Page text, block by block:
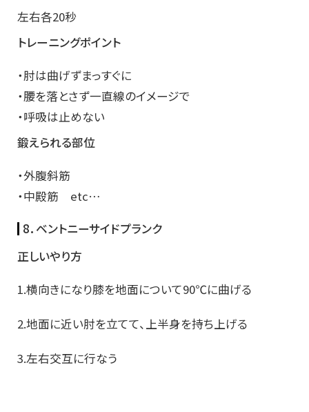
左右各20秒
トレーニングポイント
・肘は曲げずまっすぐに
・腰を落とさず一直線のイメージで
・呼吸は止めない
鍛えられる部位
・外腹斜筋
・中殿筋 etc…
8．ベントニーサイドプランク
正しいやり方
1.横向きになり膝を地面について90℃に曲げる
2.地面に近い肘を立てて、上半身を持ち上げる
3.左右交互に行なう